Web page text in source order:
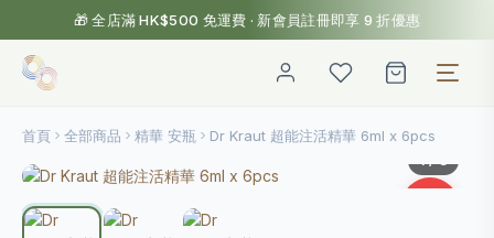
🎁 全店滿 HK$500 免運費 · 新會員註冊即享 9 折優惠
首頁 全部商品 精華 安瓶 Dr Kraut 超能注活精華 6ml x 6pcs
1/ 3